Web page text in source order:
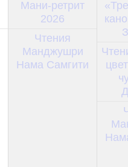
Мани-ретрит
2026
Чтения
Манджушри
Нама Самгити